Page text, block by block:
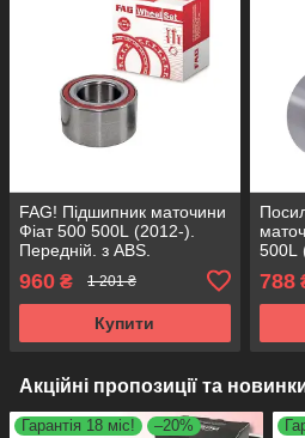
FAG! Підшипник маточини
Фіат 500 500L (2012-).
Передній. з ABS.
713690800 Німеччина!
960 ₴ 1 201 ₴
Купити
500L
788
Акційні пропозиції та
Гарантія 18 міс!
–20%